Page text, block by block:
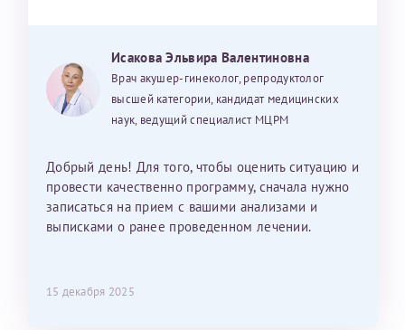
Исакова Эльвира Валентиновна
Врач акушер-гинеколог, репродуктолог
высшей категории, кандидат медицинских
наук, ведущий специалист МЦРМ
Добрый день! Для того, чтобы оценить ситуацию и
провести качественно программу, сначала нужно
записаться на прием с вашими анализами и
выписками о ранее проведенном лечении.
15 декабря 2025